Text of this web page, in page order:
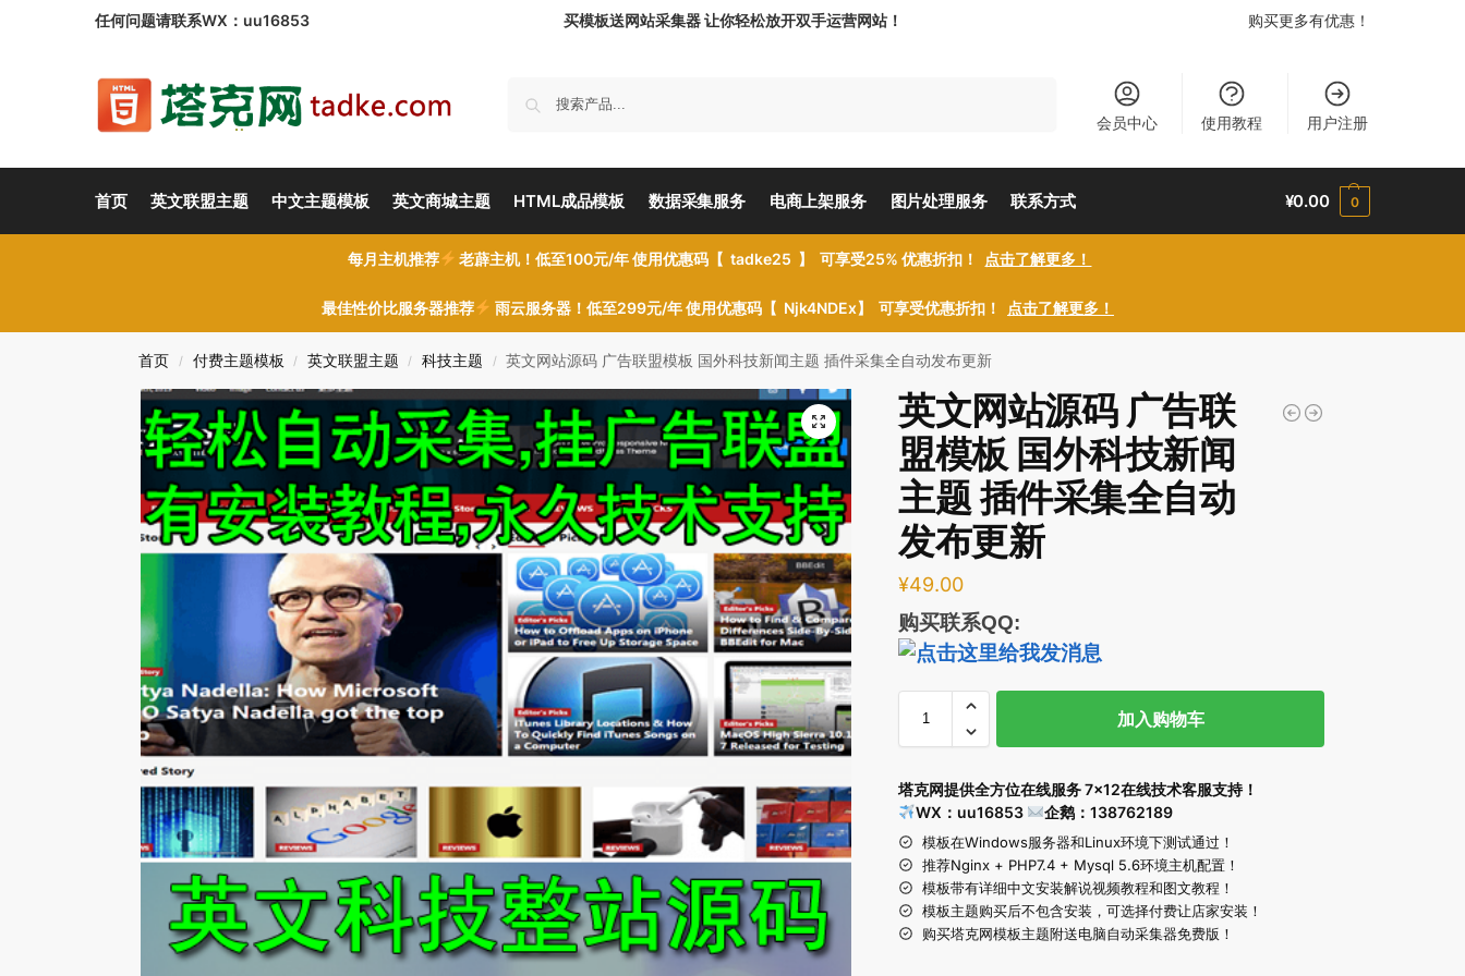
任何问题请联系WX：uu16853 买模板送网站采集器 让你轻松放开双手运营网站！ 购买更多有优惠！
会员中心 使用教程 用户注册
首页 英文联盟主题 中文主题模板 英文商城主题 HTML成品模板 数据采集服务 电商上架服务 图片处理服务 联系方式 ¥0.00 0
每月主机推荐 老薜主机！低至100元/年 使用优惠码【 tadke25 】 可享受25% 优惠折扣！ 点击了解更多！
最佳性价比服务器推荐 雨云服务器！低至299元/年 使用优惠码【 Njk4NDEx】 可享受优惠折扣！ 点击了解更多！
首页 / 付费主题模板 / 英文联盟主题 / 科技主题 / 英文网站源码 广告联盟模板 国外科技新闻主题 插件采集全自动发布更新
英文网站源码 广告联
盟模板 国外科技新闻
主题 插件采集全自动
发布更新
¥49.00
购买联系QQ:
加入购物车
塔克网提供全方位在线服务 7×12在线技术客服支持！
WX：uu16853
企鹅：138762189
模板在Windows服务器和Linux环境下测试通过！
推荐Nginx + PHP7.4 + Mysql 5.6环境主机配置！
模板带有详细中文安装解说视频教程和图文教程！
模板主题购买后不包含安装，可选择付费让店家安装！
购买塔克网模板主题附送电脑自动采集器免费版！